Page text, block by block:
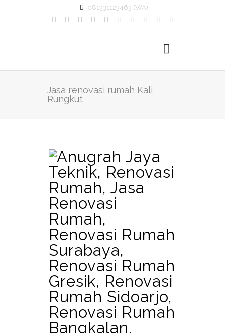
081331123463 (WA)
Jasa renovasi rumah Kali
Rungkut